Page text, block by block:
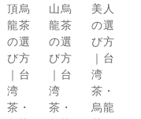
頂烏
龍茶
の選
び方
｜台
湾
茶・
山烏
龍茶
の選
び方
｜台
湾
茶・
美人
の選
び方
｜台
湾
茶・
烏龍